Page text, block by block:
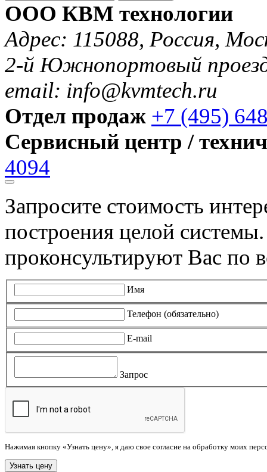
ООО КВМ технологии
Адрес: 115088, Россия,
2-й Южнопортовый
email: info@kvmtech.ru
Отдел продаж +7 (495)
Сервисный центр /
4094
Запросите стоимость
построения целой
проконсультируют Вас по
Имя
Телефон (обязательно)
E-mail
Запрос
Нажимая кнопку «Узнать цену», я даю свое согласие на обработку моих